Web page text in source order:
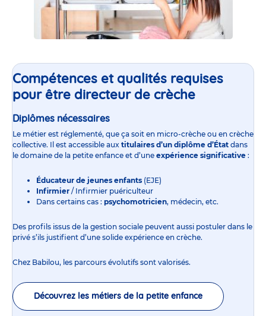
Compétences et qualités requises
pour être directeur de crèche
Diplômes nécessaires
Le métier est réglementé, que ça soit en micro-crèche ou en crèche
collective. Il est accessible aux titulaires d’un diplôme d’État dans
le domaine de la petite enfance et d’une expérience significative :
Éducateur de jeunes enfants (EJE)
Infirmier / Infirmier puériculteur
Dans certains cas : psychomotricien, médecin, etc.
Des profils issus de la gestion sociale peuvent aussi postuler dans le
privé s’ils justifient d’une solide expérience en crèche.
Chez Babilou, les parcours évolutifs sont valorisés.
Découvrez les métiers de la petite enfance